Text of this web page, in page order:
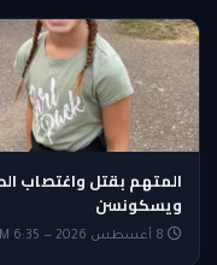
المتهم بقتل واغتصاب
ويسكونسن